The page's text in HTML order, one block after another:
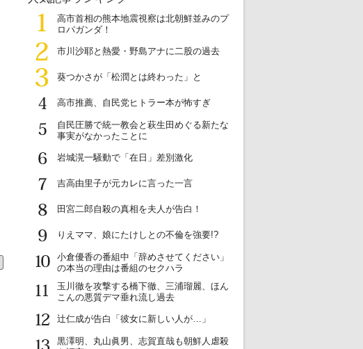
1
高市首相の熊本地震視察は北朝鮮並みのプ
ロパガンダ！
2
市川沙耶と熱愛・野島アナに二股の過去
3
葵つかさが「松潤とは終わった」と
4
高市推薦、自民党ヒトラー本が怖すぎ
5
自民圧勝で統一教会と萩生田めぐる新たな
事実がなかったことに
6
岩城滉一騒動で「在日」差別激化
7
吉高由里子が元カレに言った一言
8
田宮二郎自殺の真相を夫人が告白！
9
りえママ、娘にたけしとの不倫を強要!?
10
小倉優香の番組中「辞めさせてください」
の本当の理由は番組のセクハラ
11
玉川徹を攻撃する橋下徹、三浦瑠麗、ほん
こんの悪質デマ垂れ流し過去
12
辻仁成が告白「彼女に新しい人が…」
13
黒澤明、丸山眞男、志賀直哉も朝鮮人虐殺